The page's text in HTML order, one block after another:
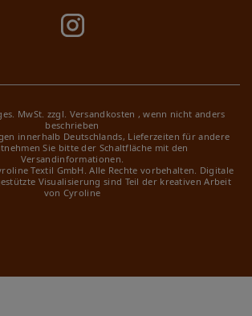
MwSt. zzgl. Versandkosten , wenn nicht anders
beschrieben
innerhalb Deutschlands, Lieferzeiten für andere
Sie bitte der Schaltfläche mit den
Versandinformationen.
Textil GmbH. Alle Rechte vorbehalten. Digitale
Visualisierung sind Teil der kreativen Arbeit
von Cyroline